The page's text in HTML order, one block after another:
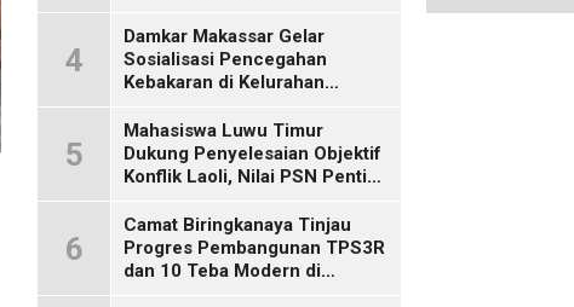
4
Damkar Makassar Gelar
Sosialisasi Pencegahan
Kebakaran di Kelurahan
5
Mahasiswa Luwu Timur
Dukung Penyelesaian Objektif
Konflik Laoli, Nilai PSN Penting
6
Camat Biringkanaya Tinjau
Progres Pembangunan TPS3R
dan 10 Teba Modern di